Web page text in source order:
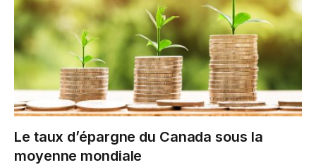
Le taux d’épargne du Canada sous la
moyenne mondiale